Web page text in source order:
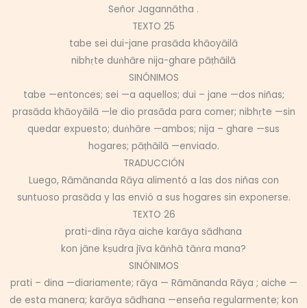
Señor Jagannātha .
TEXTO 25
tabe sei dui-jane prasāda khāoyāilā
nibhṛte duṅhāre nija-ghare pāṭhāilā
SINÓNIMOS
tabe —entonces; sei —a aquellos; dui – jane —dos niñas;
prasāda khāoyāilā —le dio prasāda para comer; nibhṛte —sin
quedar expuesto; duṅhāre —ambos; nija – ghare —sus
hogares; pāṭhāilā —enviado.
TRADUCCIÓN
Luego, Rāmānanda Rāya alimentó a las dos niñas con
suntuoso prasāda y las envió a sus hogares sin exponerse.
TEXTO 26
prati-dina rāya aiche karāya sādhana
kon jāne kṣudra jīva kāṅhā tāṅra mana?
SINÓNIMOS
prati – dina —diariamente; rāya — Rāmānanda Rāya ; aiche —
de esta manera; karāya sādhana —enseña regularmente; kon